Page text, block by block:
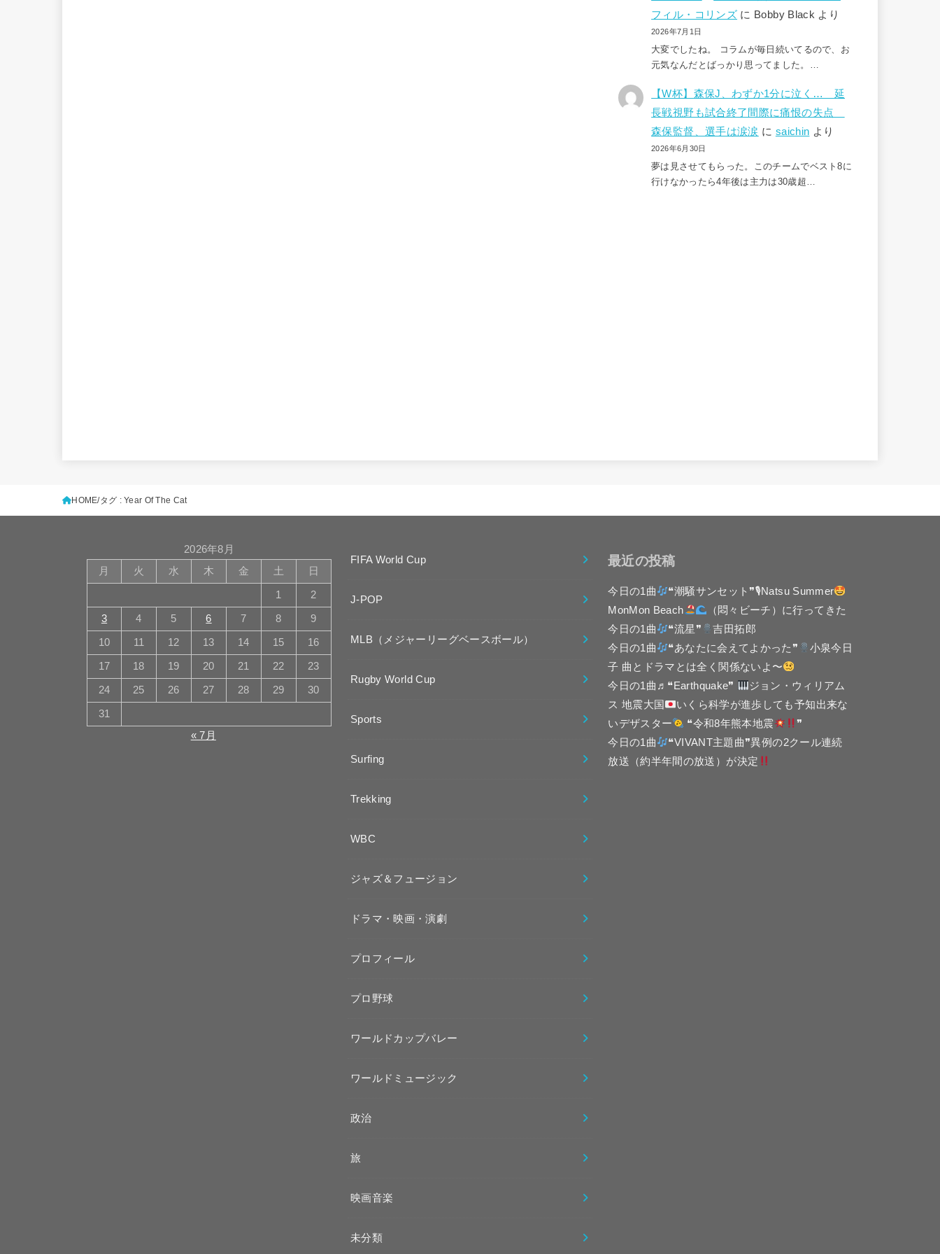
フィル・コリンズ に Bobby Black より
2026年7月1日
大変でしたね。 コラムが毎日続いてるので、お
元気なんだとばっかり思ってました。…
【W杯】森保J、わずか1分に泣く… 延
長戦視野も試合終了間際に痛恨の失点
森保監督、選手は涙涙 に saichin より
2026年6月30日
夢は見させてもらった。このチームでベスト8に
行けなかったら4年後は主力は30歳超…
HOME タグ : Year Of The Cat
2026年8月
月
火 水 木 金 土 日
1 2
3 4 5 6 7 8 9
10 11 12 13 14 15 16
17 18 19 20 21 22 23
24 25 26 27 28 29 30
31
« 7月
FIFA World Cup
J-POP
MLB（メジャーリーグベースボール）
Rugby World Cup
Sports
Surfing
Trekking
WBC
ジャズ＆フュージョン
ドラマ・映画・演劇
プロフィール
プロ野球
ワールドカップバレー
ワールドミュージック
政治
旅
映画音楽
未分類
最近の投稿
今日の1曲
❝潮騒サンセット❞🎙Natsu Summer
MonMon Beach
（悶々ビーチ）に行ってきた
今日の1曲
❝流星❞
吉田拓郎
今日の1曲
❝あなたに会えてよかった❞
小泉今日
子 曲とドラマとは全く関係ないよ〜
今日の1曲♬❝Earthquake❞
ジョン・ウィリアム
ス 地震大国
いくら科学が進歩しても予知出来な
いデザスター
❝令和8年熊本地震
❞
今日の1曲
❝VIVANT主題曲❞異例の2クール連続
放送（約半年間の放送）が決定